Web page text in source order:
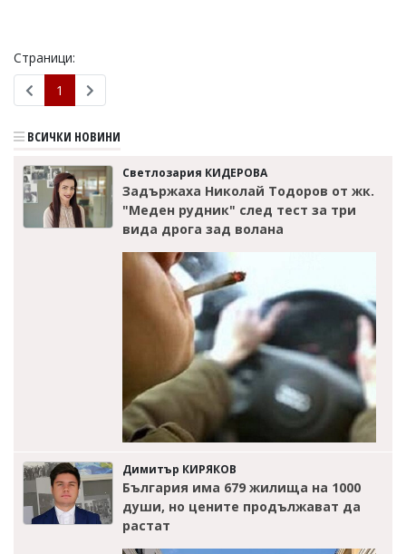
под
статиите
въвеждат
читателите
редакцията
носи
отговорност
Страници:
1
ВСИЧКИ НОВИНИ
Светлозария КИДЕРОВА
Задържаха Николай Тодоров от жк.
"Меден рудник" след тест за три
вида дрога зад волана
Димитър КИРЯКОВ
България има 679 жилища на 1000
души, но цените продължават да
растат